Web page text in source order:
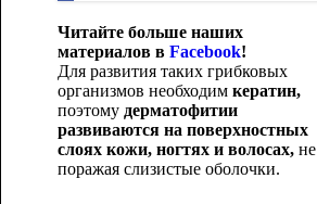
Читайте больше наших
материалов в Facebook!
Для развития таких грибковых
организмов необходим кератин,
поэтому дерматофитии
развиваются на поверхностных
слоях кожи, ногтях и волосах, не
поражая слизистые оболочки.